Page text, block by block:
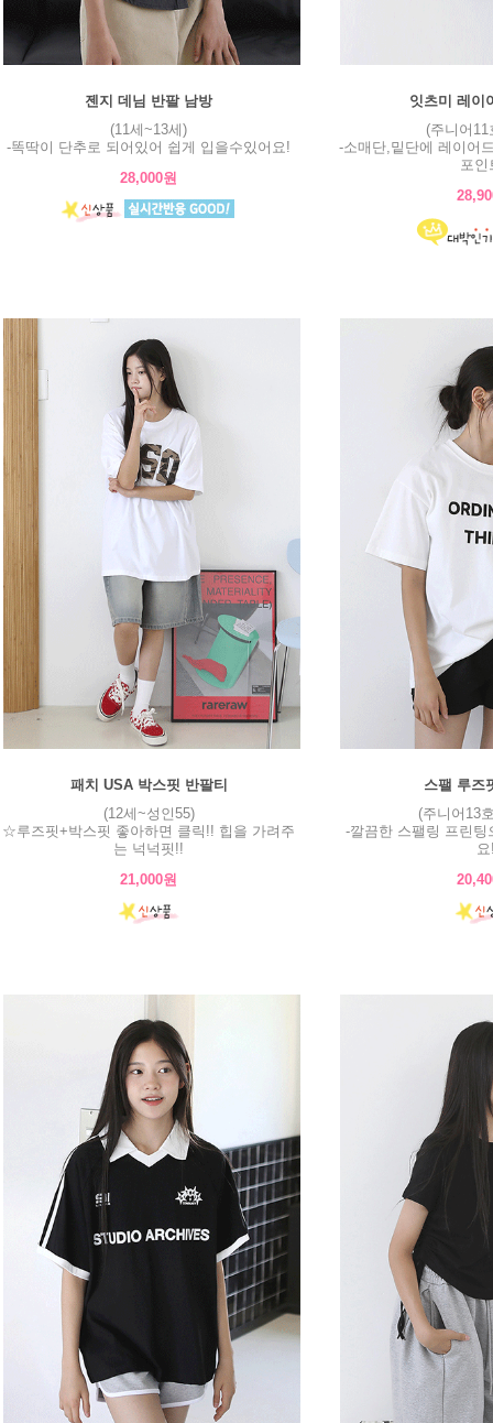
젠지 데님 반팔 남방
(11세~13세)
-똑딱이 단추로 되어있어 쉽게 입을수있어요!
28,000원
잇츠미 레이
(주니어11
-소매단,밑단에 레이어
포인
패치 USA 박스핏 반팔티
(12세~성인55)
☆루즈핏+박스핏 좋아하면 클릭!! 힙을 가려주
는 넉넉핏!!
21,000원
스팰 루즈
(주니어13
-깔끔한 스팰링 프린